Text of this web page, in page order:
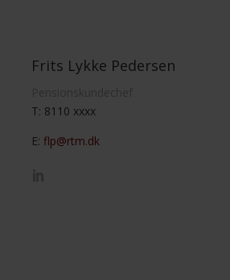
Frits Lykke Pedersen
T: 8110 xxxx
E: flp@rtm.dk